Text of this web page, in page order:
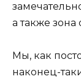
а также зона
Мы, как
наконец-